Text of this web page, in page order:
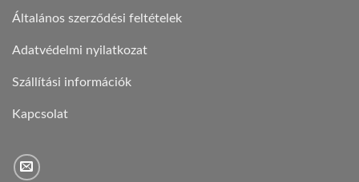
Általános szerződési feltételek
Adatvédelmi nyilatkozat
Szállítási információk
Kapcsolat